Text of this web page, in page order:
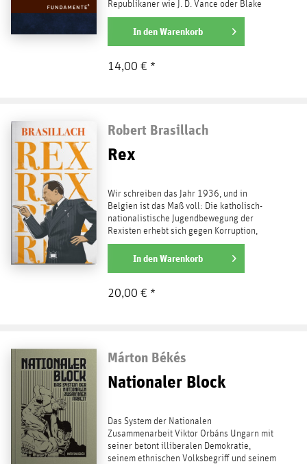
Republikaner wie J. D. Vance oder Blake
Masters, und über...
weiterlesen
In denWarenkorb
14,00 € *
Robert Brasillach
Rex
Wir schreiben das Jahr 1936, und in
Belgien ist das Maß voll: Die katholisch-
nationalistische Jugendbewegung der
Rexisten erhebt sich gegen Korruption,
parlamentarische...
weiterlesen
In denWarenkorb
20,00 € *
Márton Békés
Nationaler Block
Das System der Nationalen
Zusammenarbeit Viktor Orbáns Ungarn mit
seiner betont illiberalen Demokratie,
seinem ethnischen Volksbegriff und seinem